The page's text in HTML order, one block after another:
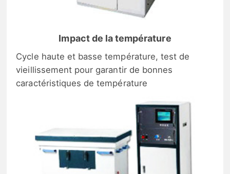
Impact de la température
Cycle haute et basse température, test de
vieillissement pour garantir de bonnes
caractéristiques de température